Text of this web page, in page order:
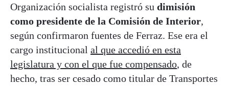
Organización socialista registró su dimisión
como presidente de la Comisión de Interior,
según confirmaron fuentes de Ferraz. Ese era el
cargo institucional al que accedió en esta
legislatura y con el que fue compensado, de
hecho, tras ser cesado como titular de Transportes